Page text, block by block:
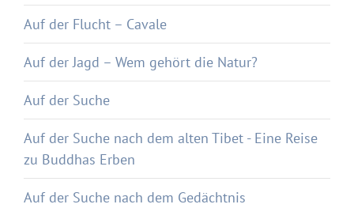
Auf der Flucht – Cavale
Auf der Jagd – Wem gehört die Natur?
Auf der Suche
Auf der Suche nach dem alten Tibet - Eine Reise
zu Buddhas Erben
Auf der Suche nach dem Gedächtnis